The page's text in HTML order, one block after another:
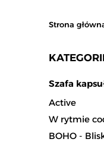
Strona
Szafa
Active
W rytmie
BOHO -